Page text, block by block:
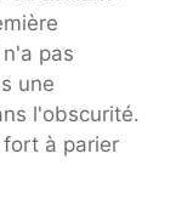
pas
une
l'obscurité.
à parier